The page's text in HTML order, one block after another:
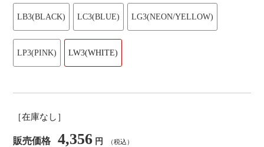
LB3(BLACK) LC3(BLUE) LG3(NEON/YELLOW)
LP3(PINK) LW3(WHITE)
［在庫なし］
販売価格 4,356 円 （税込）